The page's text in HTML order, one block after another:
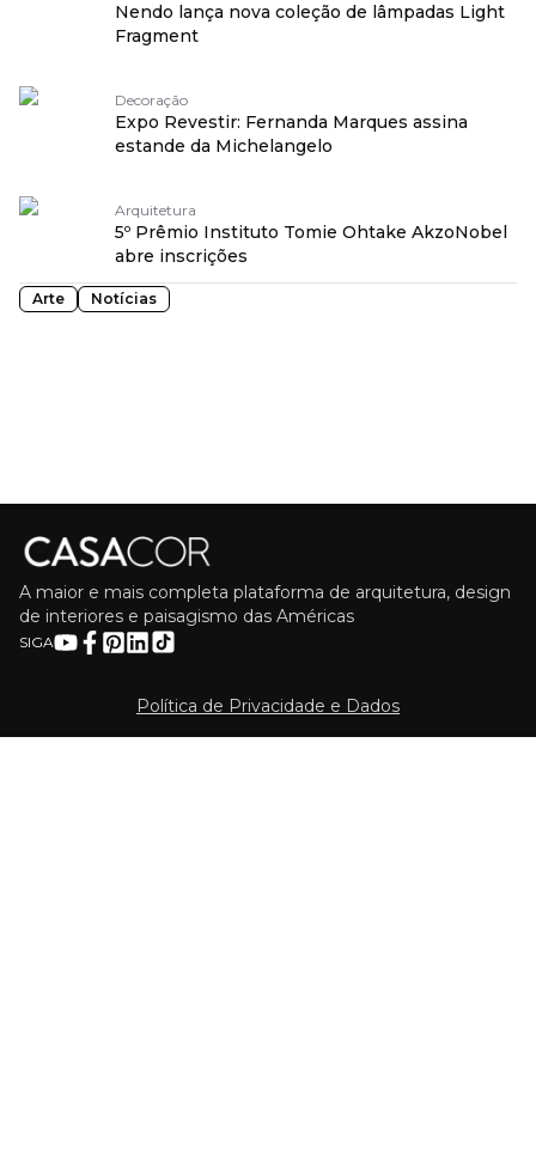
Nendo lança nova coleção de lâmpadas Light
Fragment
Decoração
Expo Revestir: Fernanda Marques assina
estande da Michelangelo
Arquitetura
5º Prêmio Instituto Tomie Ohtake AkzoNobel
abre inscrições
Arte Notícias
A maior e mais completa plataforma de arquitetura, design
de interiores e paisagismo das Américas
SIGA
Política de Privacidade e Dados